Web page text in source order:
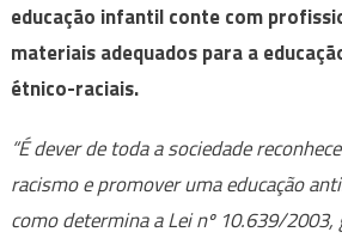
educação infantil conte com
materiais adequados para a
étnico-raciais.
“É dever de toda a sociedade
racismo e promover uma educação
como determina a Lei nº 10.639/